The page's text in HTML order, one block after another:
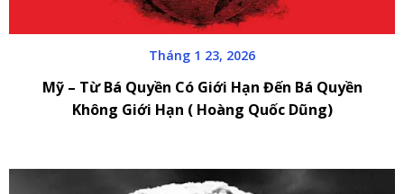
Tháng 1 23, 2026
Mỹ – Từ Bá Quyền Có Giới Hạn Đến Bá Quyền
Không Giới Hạn ( Hoàng Quốc Dũng)